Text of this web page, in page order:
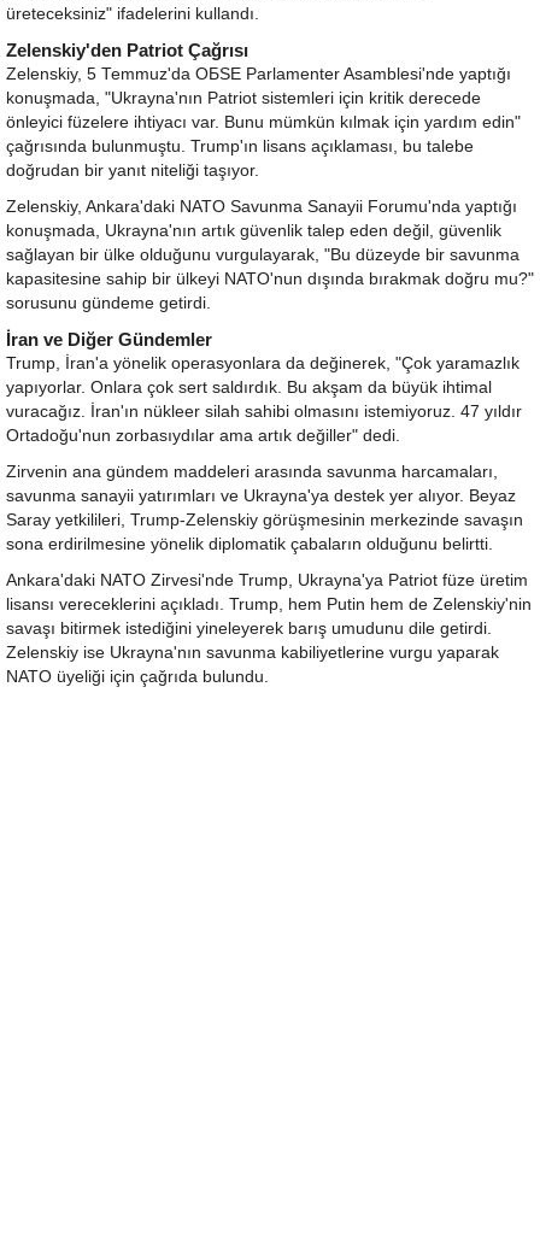
üreteceksiniz" ifadelerini kullandı.
Zelenskiy'den Patriot Çağrısı
Zelenskiy, 5 Temmuz'da OБSE Parlamenter Asamblesi'nde yaptığı
konuşmada, "Ukrayna'nın Patriot sistemleri için kritik derecede
önleyici füzelere ihtiyacı var. Bunu mümkün kılmak için yardım edin"
çağrısında bulunmuştu. Trump'ın lisans açıklaması, bu talebe
doğrudan bir yanıt niteliği taşıyor.
Zelenskiy, Ankara'daki NATO Savunma Sanayii Forumu'nda yaptığı
konuşmada, Ukrayna'nın artık güvenlik talep eden değil, güvenlik
sağlayan bir ülke olduğunu vurgulayarak, "Bu düzeyde bir savunma
kapasitesine sahip bir ülkeyi NATO'nun dışında bırakmak doğru mu?"
sorusunu gündeme getirdi.
İran ve Diğer Gündemler
Trump, İran'a yönelik operasyonlara da değinerek, "Çok yaramazlık
yapıyorlar. Onlara çok sert saldırdık. Bu akşam da büyük ihtimal
vuracağız. İran'ın nükleer silah sahibi olmasını istemiyoruz. 47 yıldır
Ortadoğu'nun zorbasıydılar ama artık değiller" dedi.
Zirvenin ana gündem maddeleri arasında savunma harcamaları,
savunma sanayii yatırımları ve Ukrayna'ya destek yer alıyor. Beyaz
Saray yetkilileri, Trump-Zelenskiy görüşmesinin merkezinde savaşın
sona erdirilmesine yönelik diplomatik çabaların olduğunu belirtti.
Ankara'daki NATO Zirvesi'nde Trump, Ukrayna'ya Patriot füze üretim
lisansı vereceklerini açıkladı. Trump, hem Putin hem de Zelenskiy'nin
savaşı bitirmek istediğini yineleyerek barış umudunu dile getirdi.
Zelenskiy ise Ukrayna'nın savunma kabiliyetlerine vurgu yaparak
NATO üyeliği için çağrıda bulundu.